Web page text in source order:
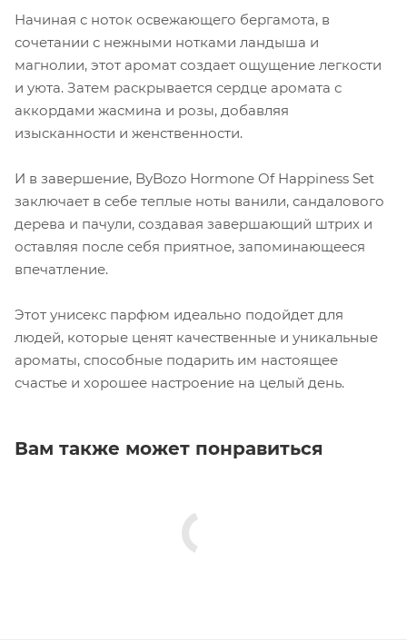
Начиная с ноток освежающего бергамота, в
сочетании с нежными нотками ландыша и
магнолии, этот аромат создает ощущение легкости
и уюта. Затем раскрывается сердце аромата с
аккордами жасмина и розы, добавляя
изысканности и женственности.
И в завершение, ByBozo Hormone Of Happiness Set
заключает в себе теплые ноты ванили, сандалового
дерева и пачули, создавая завершающий штрих и
оставляя после себя приятное, запоминающееся
впечатление.
Этот унисекс парфюм идеально подойдет для
людей, которые ценят качественные и уникальные
ароматы, способные подарить им настоящее
счастье и хорошее настроение на целый день.
Вам также может понравиться